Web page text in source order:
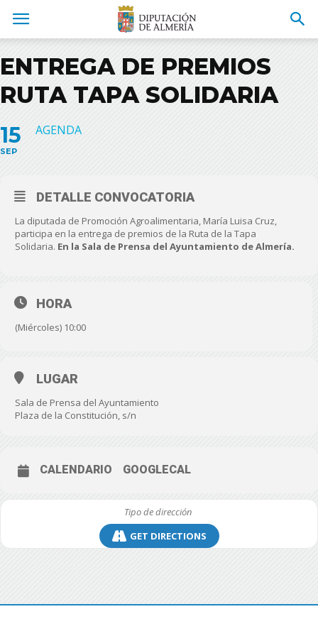
ENTREGA DE PREMIOS
RUTA TAPA SOLIDARIA
15
SEP
AGENDA
DETALLE CONVOCATORIA
La diputada de Promoción Agroalimentaria, María Luisa Cruz,
participa en la entrega de premios de la Ruta de la Tapa
Solidaria. En la Sala de Prensa del Ayuntamiento de Almería.
HORA
(Miércoles) 10:00
LUGAR
Sala de Prensa del Ayuntamiento
Plaza de la Constitución, s/n
CALENDARIO GOOGLECAL
GET DIRECTIONS